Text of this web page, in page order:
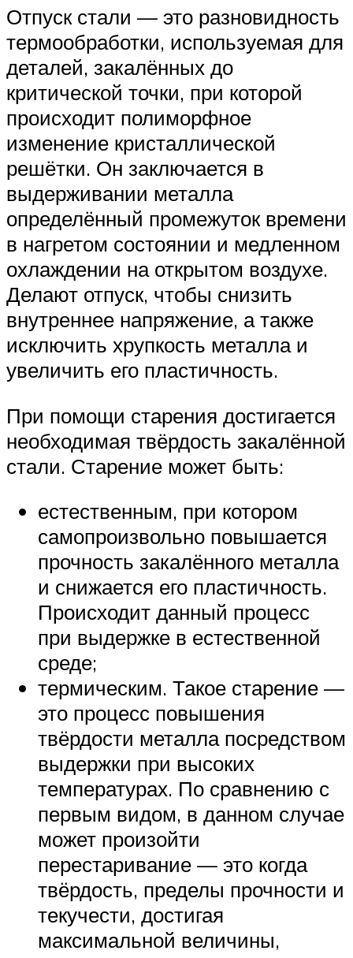
Отпуск стали — это разновидность
термообработки, используемая для
деталей, закалённых до
критической точки, при которой
происходит полиморфное
изменение кристаллической
решётки. Он заключается в
выдерживании металла
определённый промежуток времени
в нагретом состоянии и медленном
охлаждении на открытом воздухе.
Делают отпуск, чтобы снизить
внутреннее напряжение, а также
исключить хрупкость металла и
увеличить его пластичность.
При помощи старения достигается
необходимая твёрдость закалённой
стали. Старение может быть:
естественным, при котором
самопроизвольно повышается
прочность закалённого металла
и снижается его пластичность.
Происходит данный процесс
при выдержке в естественной
среде;
термическим. Такое старение —
это процесс повышения
твёрдости металла посредством
выдержки при высоких
температурах. По сравнению с
первым видом, в данном случае
может произойти
перестаривание — это когда
твёрдость, пределы прочности и
текучести, достигая
максимальной величины,